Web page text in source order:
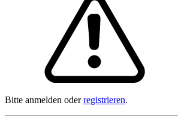
Bitte anmelden oderregistrieren.